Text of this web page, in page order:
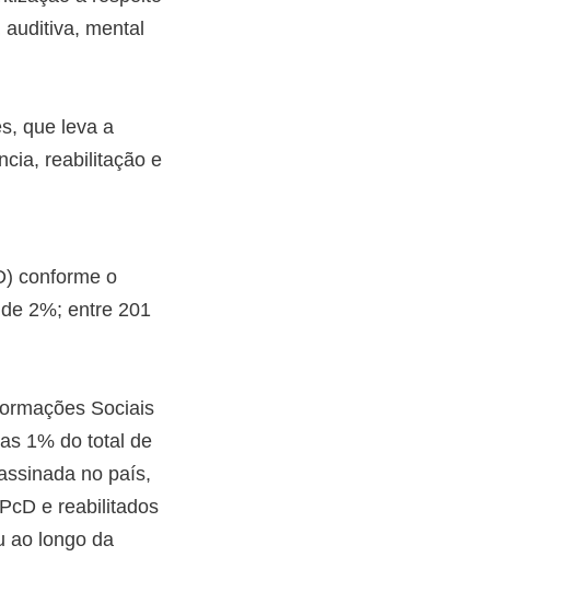
mental
que leva a
reabilitação e
conforme o
2%; entre 201
Sociais
1% do total de
no país,
e reabilitados
ao longo da